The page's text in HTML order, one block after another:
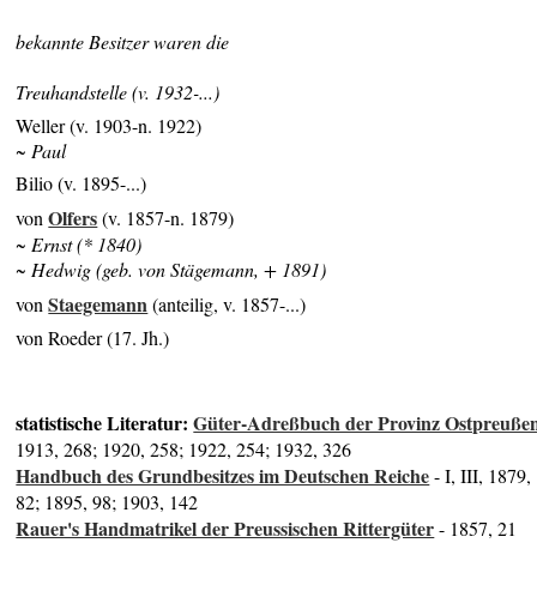
bekannte Besitzer waren die
Treuhandstelle (v. 1932-...)
Weller (v. 1903-n. 1922)
~ Paul
Bilio (v. 1895-...)
vonOlfers(v. 1857-n. 1879)
~ Ernst (* 1840)
~ Hedwig (geb. von Stägemann, + 1891)
vonStaegemann(anteilig, v. 1857-...)
von Roeder (17. Jh.)
statistische Literatur:Güter-Adreßbuch der Provinz
1913, 268; 1920, 258; 1922, 254; 1932, 326
Handbuch des Grundbesitzes im Deutschen Reiche- I, III, 1879,
82; 1895, 98; 1903, 142
Rauer's Handmatrikel der Preussischen Rittergüter- 1857, 21